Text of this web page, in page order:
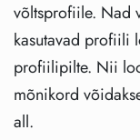
võltsprofiile. Nad
kasutavad profiili
profiilipilte. Nii
mõnikord
all.